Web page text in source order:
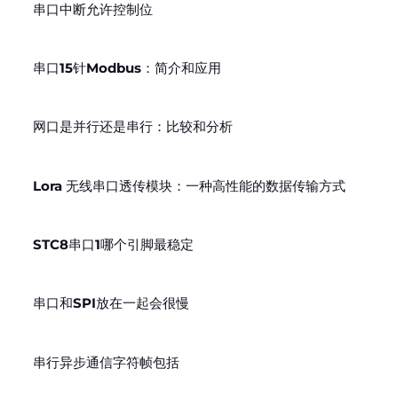
串口中断允许控制位
串口15针Modbus：简介和应用
网口是并行还是串行：比较和分析
Lora 无线串口透传模块：一种高性能的数据传输方式
STC8串口1哪个引脚最稳定
串口和SPI放在一起会很慢
串行异步通信字符帧包括